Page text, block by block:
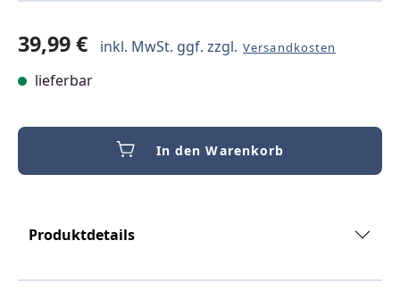
39,99 € inkl. MwSt. ggf. zzgl. Versandkosten
lieferbar
In den Warenkorb
Produktdetails